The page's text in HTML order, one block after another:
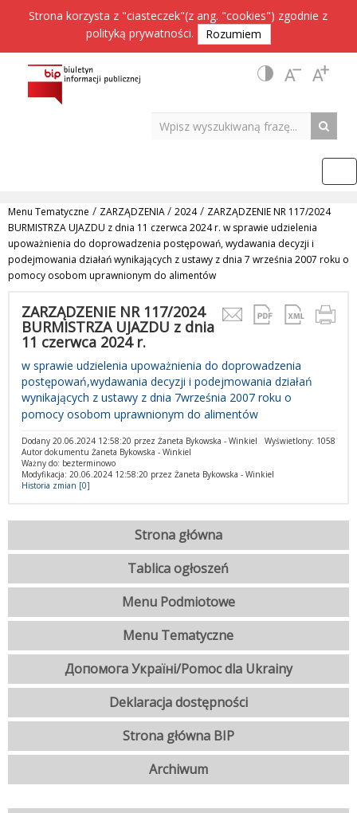
Strona korzysta z "ciasteczek"(z ang. "cookies") zgodnie z
polityką prywatności. Rozumiem
Menu Tematyczne / ZARZĄDZENIA/ 2024/ ZARZĄDZENIE NR 117/2024
BURMISTRZA UJAZDU z dnia 11 czerwca 2024 r. w sprawie udzielenia
upoważnienia do doprowadzenia postępowań, wydawania decyzji i
podejmowania działań wynikających z ustawy z dnia 7 września 2007 roku o
pomocy osobom uprawnionym do alimentów
ZARZĄDZENIE NR 117/2024
BURMISTRZA UJAZDU z dnia
11 czerwca 2024 r.
w sprawie udzielenia upoważnienia do doprowadzenia
postępowań,wydawania decyzji i podejmowania działań
wynikających z ustawy z dnia 7września 2007 roku o
pomocy osobom uprawnionym do alimentów
Wyświetlony: 1058
Dodany 20.06.2024 12:58:20 przez Żaneta Bykowska - Winkiel
Autor dokumentu Żaneta Bykowska - Winkiel
Ważny do: bezterminowo
Modyfikacja: 20.06.2024 12:58:20 przez Żaneta Bykowska - Winkiel
Historia zmian [0]
Strona główna
Tablica ogłoszeń
Menu Podmiotowe
Menu Tematyczne
Допомога Україні/Pomoc dla Ukrainy
Deklaracja dostępności
Strona główna BIP
Archiwum